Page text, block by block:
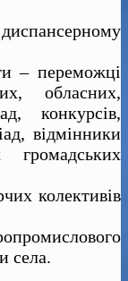
– переможці
обласних,
конкурсів,
відмінники
громадських
колективів
села.